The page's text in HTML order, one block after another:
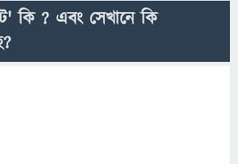
কি ? এবং সেখানে কি